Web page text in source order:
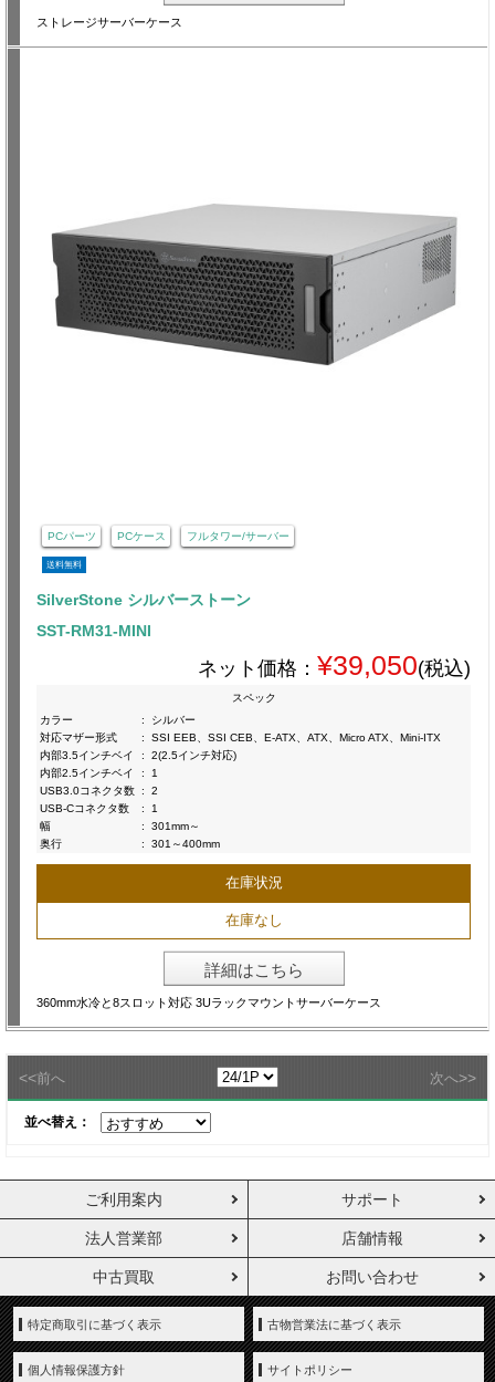
ストレージサーバーケース
PCパーツ PCケース フルタワー/サーバー
送料無料
SilverStone シルバーストーン
SST-RM31-MINI
ネット価格： ¥39,050(税込)
スペック
カラー
:
シルバー
対応マザー形式
:
SSI EEB、SSI CEB、E-ATX、ATX、Micro ATX、Mini-ITX
内部3.5インチベイ
:
2(2.5インチ対応)
内部2.5インチベイ
:
1
USB3.0コネクタ数 :
2
USB-Cコネクタ数
:
1
幅
:
301mm～
奥行
: 301～400mm
在庫状況
在庫なし
詳細はこちら
360mm水冷と8スロット対応 3Uラックマウントサーバーケース
<<前へ 次へ>>
並べ替え：
ご利用案内 サポート
法人営業部 店舗情報
中古買取 お問い合わせ
特定商取引に基づく表示 古物営業法に基づく表示
個人情報保護方針 サイトポリシー